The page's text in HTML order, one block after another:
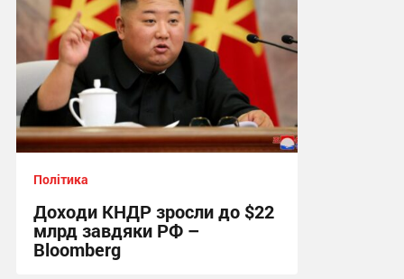
Політика
Доходи КНДР зросли до $22
млрд завдяки РФ –
Bloomberg